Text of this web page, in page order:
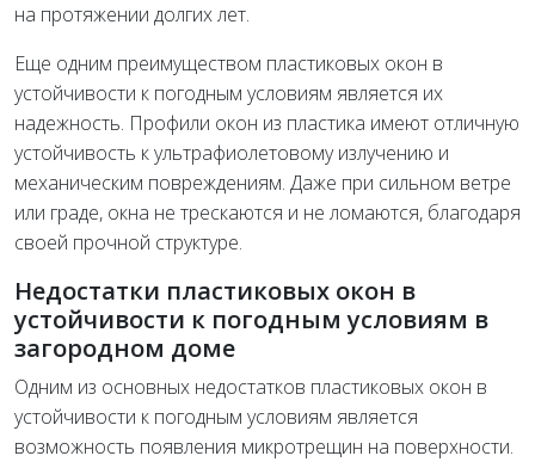
на протяжении долгих лет.
Еще одним преимуществом пластиковых окон в
устойчивости к погодным условиям является их
надежность. Профили окон из пластика имеют отличную
устойчивость к ультрафиолетовому излучению и
механическим повреждениям. Даже при сильном ветре
или граде, окна не трескаются и не ломаются, благодаря
своей прочной структуре.
Недостатки пластиковых окон в
устойчивости к погодным условиям в
загородном доме
Одним из основных недостатков пластиковых окон в
устойчивости к погодным условиям является
возможность появления микротрещин на поверхности.